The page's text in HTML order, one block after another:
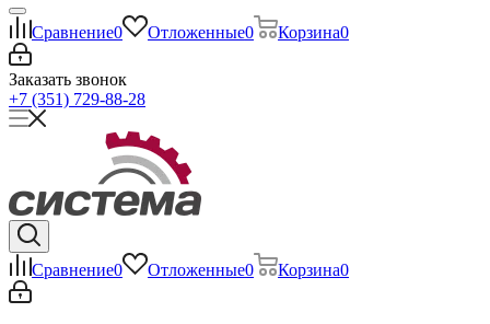
Сравнение0 Отложенные0 Корзина0
Заказать звонок
+7 (351) 729-88-28
Сравнение0 Отложенные0 Корзина0